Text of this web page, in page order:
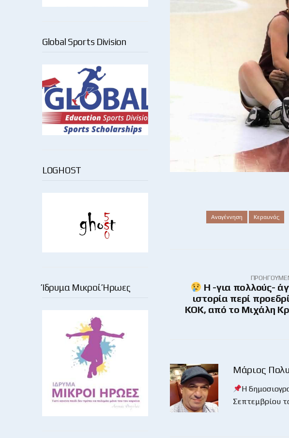
Global Sports Division
LOGHOST
Ίδρυμα Μικροί Ήρωες
Αναγέννηση Κεραυνός
Η -για πολλούς-
ιστορία περί
ΚΟΚ, από το Μιχάλη
Μάριος
Η
Σεπτεμβρίου